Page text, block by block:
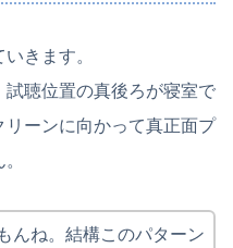
きます。
試聴位置の真後ろが寝室で
ーンに向かって真正面プ
んね。結構このパターン